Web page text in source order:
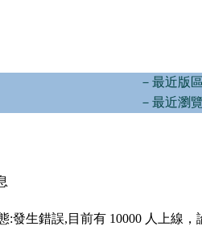
－最近版
－最近瀏
:發生錯誤,目前有 10000 人上線